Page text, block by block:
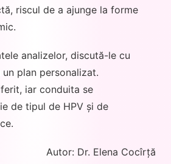
riscul de a ajunge la forme
analizelor, discută-le cu
plan personalizat.
iar conduita se
de tipul de HPV și de
Autor: Dr. Elena Cocîrță